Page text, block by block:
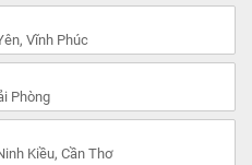
Vĩnh Phúc
Phòng
Kiều, Cần Thơ